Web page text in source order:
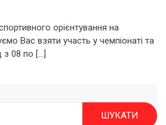
орієнтування на
Вас взяти участь у чемпіонаті та
з 08 по […]